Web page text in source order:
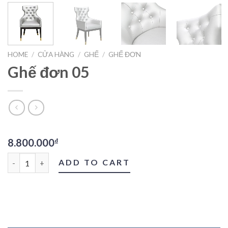
HOME / CỬA HÀNG / GHẾ / GHẾ ĐƠN
Ghế đơn 05
8.800.000₫
Ghế đơn 05 quantityADD TO CART